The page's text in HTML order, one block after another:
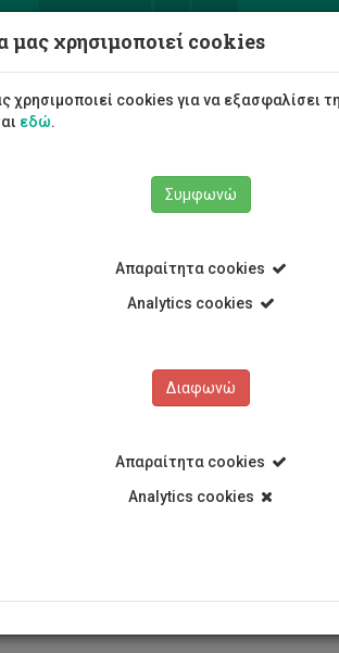
μας χρησιμοποιεί cookies
χρησιμοποιεί cookies για να εξασφαλίσει
εδώ.
Συμφωνώ
Απαραίτητα cookies
Analytics cookies
Διαφωνώ
Απαραίτητα cookies
Analytics cookies